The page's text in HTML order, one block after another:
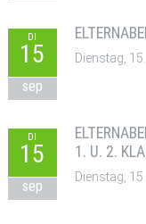
DI
15
sep
Dienstag,
DI
15
sep
1. U. 2.
Dienstag,